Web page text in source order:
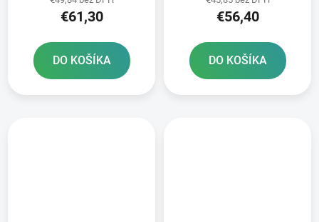
€61,30
DO KOŠÍKA
€56,40
DO KOŠÍKA